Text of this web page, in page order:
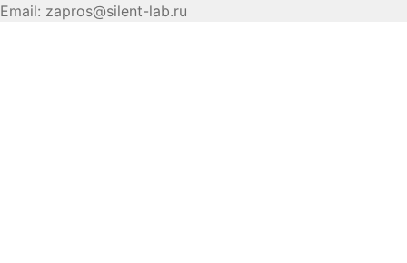
Email: zapros@silent-lab.ru